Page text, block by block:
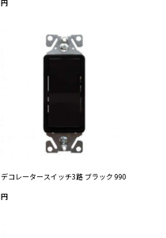
円
デコレータースイッチ3路 ブラック 990
円